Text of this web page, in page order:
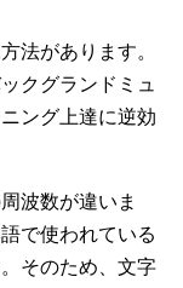
法があります。
クグランドミュ
ング上達に逆効
波数が違いま
で使われている
そのため、文字